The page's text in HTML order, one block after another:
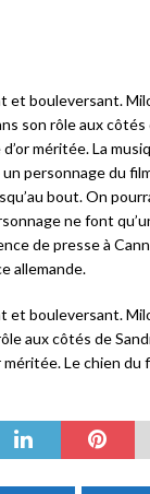
et bouleversant.
son rôle aux côtés
méritée. La
personnage du
bout. On
ne font
de presse à
allemande.
et bouleversant.
aux côtés de
Le chien du